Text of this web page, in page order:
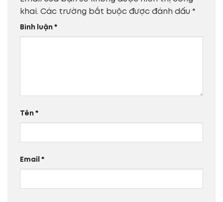
khai. Các trường bắt buộc được đánh dấu *
Bình luận *
Tên *
Email *